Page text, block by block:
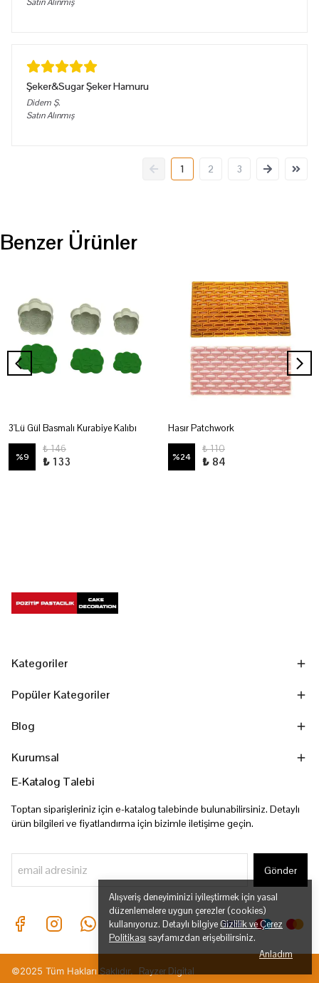
Alışveriş deneyiminizi iyileştirmek için yasal
düzenlemelere uygun çerezler (cookies)
kullanıyoruz. Detaylı bilgiye Gizlilik ve Çerez
Politikası sayfamızdan erişebilirsiniz.
Anladım
Şeker&Sugar Şeker Hamuru
Didem Ş.
Satın Alınmış
1 2 3
Benzer Ürünler
3'Lü Gül Basmalı Kurabiye Kalıbı
%9
₺ 146
₺ 133
Hasır Patchwork
%24
₺ 110
₺ 84
Kategoriler
Popüler Kategoriler
Blog
Kurumsal
E-Katalog Talebi
Toptan siparişleriniz için e-katalog talebinde bulunabilirsiniz. Detaylı
ürün bilgileri ve fiyatlandırma için bizimle iletişime geçin.
Gönder
©2025 Tüm Hakları Saklıdır. Rayzer Digital